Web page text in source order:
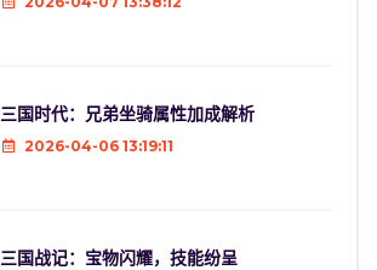
三国时代：兄弟坐骑属性加成解析
2026-04-06 13:19:11
三国战记：宝物闪耀，技能纷呈